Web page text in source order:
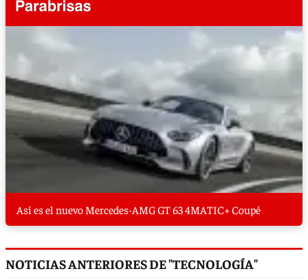
Así es el nuevo Mercedes-AMG GT 63 4MATIC+ Coupé
NOTICIAS ANTERIORES DE "TECNOLOGÍA"